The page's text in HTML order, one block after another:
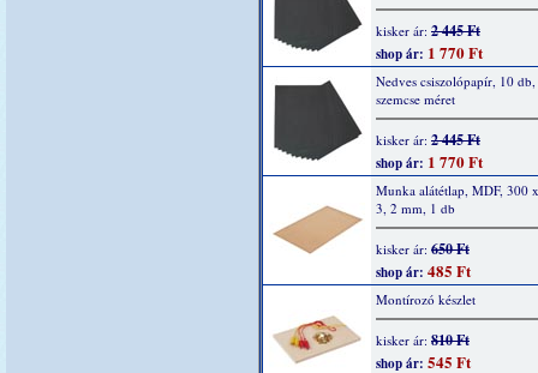
kisker ár: 2 445 Ft
shop ár: 1 770 Ft
Nedves csiszolópapír, 10
szemcse méret
kisker ár: 2 445 Ft
shop ár: 1 770 Ft
Munka alátétlap, MDF, 300
3, 2 mm, 1 db
kisker ár: 650 Ft
shop ár: 485 Ft
Montírozó készlet
kisker ár: 810 Ft
shop ár: 545 Ft